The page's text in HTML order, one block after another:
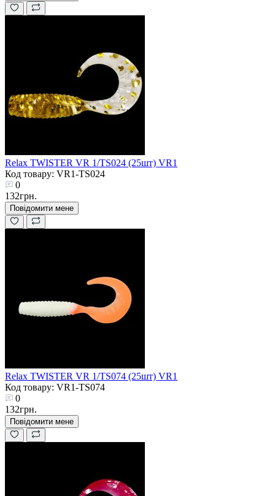
Relax TWISTER VR 1/TS024 (25шт) VR1
Код товару: VR1-TS024
0
132грн.
Повідомити мене
Relax TWISTER VR 1/TS074 (25шт) VR1
Код товару: VR1-TS074
0
132грн.
Повідомити мене